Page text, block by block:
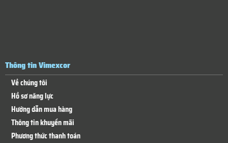
Thông tin Vimexcor
Về chúng tôi
Hồ sơ năng lực
Hướng dẫn mua hàng
Thông tin khuyến mãi
Phương thức thanh toán